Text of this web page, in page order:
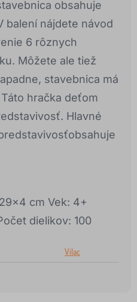
obsahuje
balení nájdete návod
6 rôznych
Môžete ale tiež
stavebnica má
hračka deťom
Hlavné
cm Vek: 4+
dielikov: 100
Vilac